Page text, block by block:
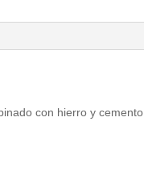
con hierro y cemento.